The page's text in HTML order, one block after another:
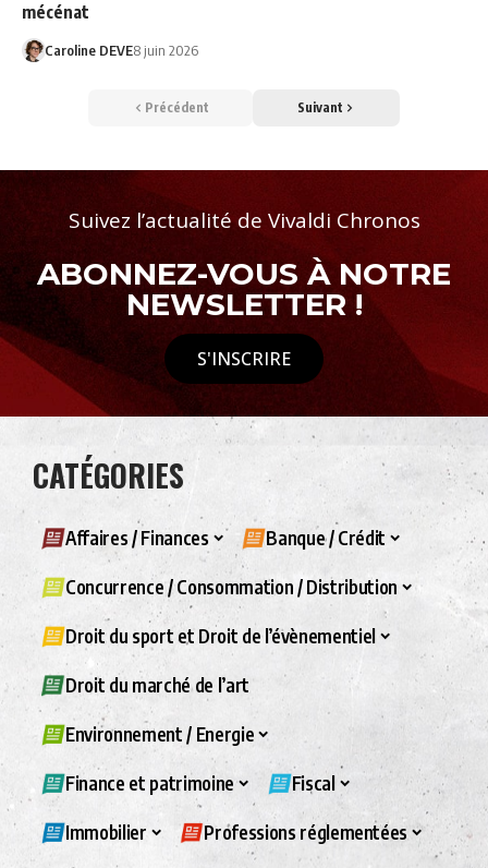
mécénat
Caroline DEVE8 juin 2026
Précédent Suivant
Suivez l’actualité de Vivaldi Chronos
ABONNEZ-VOUS À NOTRE
NEWSLETTER !
S'INSCRIRE
CATÉGORIES
Affaires / Finances Banque / Crédit
Concurrence / Consommation / Distribution
Droit du sport et Droit de l’évènementiel
Droit du marché de l’art
Environnement / Energie
Finance et patrimoine Fiscal
Immobilier Professions réglementées